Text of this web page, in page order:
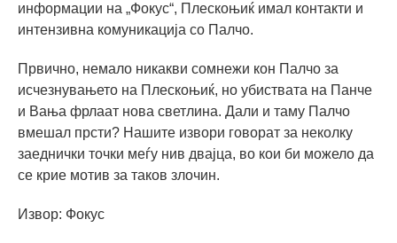
информации на „Фокус“, Плескоњиќ имал контакти и
интензивна комуникација со Палчо.
Првично, немало никакви сомнежи кон Палчо за
исчезнувањето на Плескоњиќ, но убиствата на Панче
и Вања фрлаат нова светлина. Дали и таму Палчо
вмешал прсти? Нашите извори говорат за неколку
заеднички точки меѓу нив двајца, во кои би можело да
се крие мотив за таков злочин.
Извор: Фокус